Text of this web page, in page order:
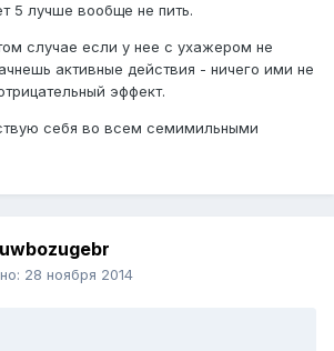
5 лучше вообще не пить.
случае если у нее с ухажером не
активные действия - ничего ими не
эффект.
себя во всем семимильными
28 ноября 2014